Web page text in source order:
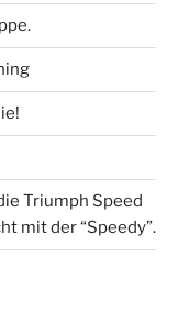
Triumph Speed
mit der “Speedy”.